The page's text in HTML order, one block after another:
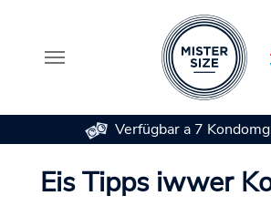
Verfügbar a 7
Eis Tipps iwwer